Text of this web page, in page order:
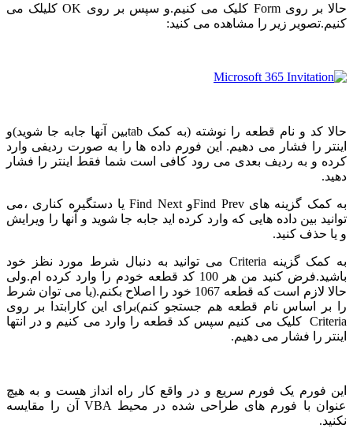
حالا بر روی Form کلیک می کنیم.و سپس بر روی OK کلیلک می
کنیم.تصویر زیر را مشاهده می کنید:
حالا کد و نام قطعه را نوشته (به کمک tabبین آنها جابه جا شوید)و
اینتر را فشار می دهیم. این فورم داده ها را به صورت ردیفی وارد
کرده و به ردیف بعدی می رود کافی است شما فقط اینتر را فشار
دهید.
به کمک گزینه های Find Prevو Find Next یا دستگیره کناری ،می
توانید بین داده هایی که وارد کرده اید جابه جا شوید و آنها را ویرایش
و یا حذف کنید.
به کمک گزینه Criteria می توانید به دنبال شرط مورد نظز خود
باشید.فرض کنید من هر 100 کد قطعه خودم را وارد کرده ام.ولی
حالا لازم است که قطعه 1067 خود را اصلاح بکنم.(یا می توان شرط
را بر اساس نام قطعه هم جستجو کنم)برای این کارابتدا بر روی
Criteria کلیک می کنیم سپس کد قطعه را وارد می کنیم و در انتها
اینتر را فشار می دهیم.
این فورم یک فورم سریع و در واقع کار راه انداز هست و به هیچ
عنوان با فورم های طراحی شده در محیط VBA آن را مقایسه
نکنید.